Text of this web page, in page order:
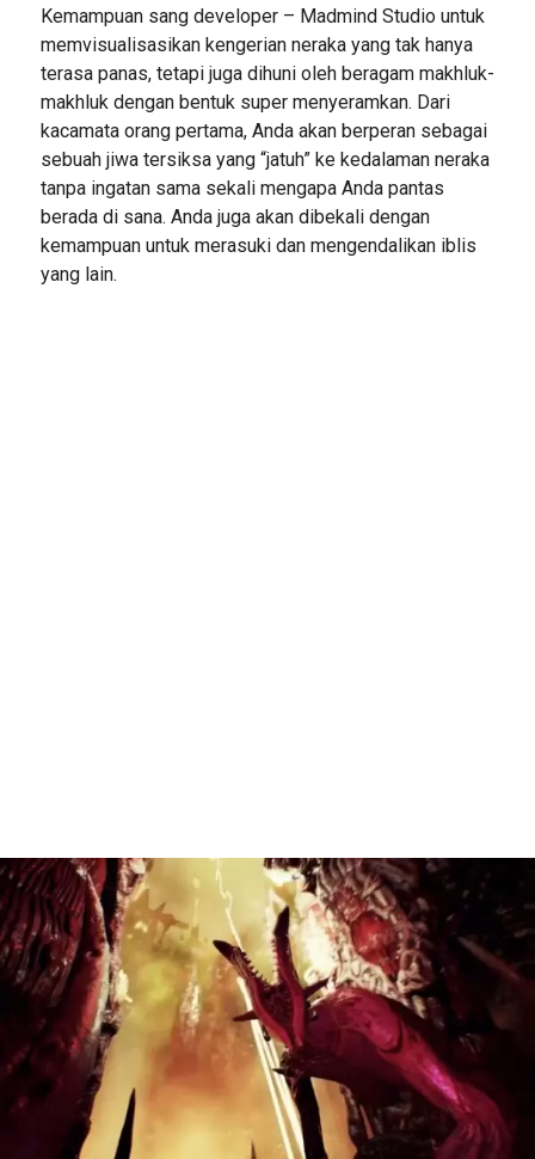
Kemampuan sang developer – Madmind Studio untuk
memvisualisasikan kengerian neraka yang tak hanya
terasa panas, tetapi juga dihuni oleh beragam makhluk-
makhluk dengan bentuk super menyeramkan. Dari
kacamata orang pertama, Anda akan berperan sebagai
sebuah jiwa tersiksa yang “jatuh” ke kedalaman neraka
tanpa ingatan sama sekali mengapa Anda pantas
berada di sana. Anda juga akan dibekali dengan
kemampuan untuk merasuki dan mengendalikan iblis
yang lain.